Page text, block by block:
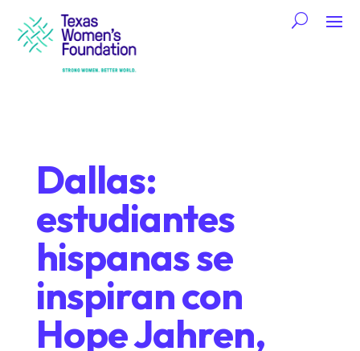
Dallas:
estudiantes
hispanas se
inspiran con
Hope Jahren,